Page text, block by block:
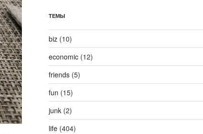
ТЕМЫ
biz(10)
economic(12)
friends(5)
fun (15)
junk(2)
life(404)